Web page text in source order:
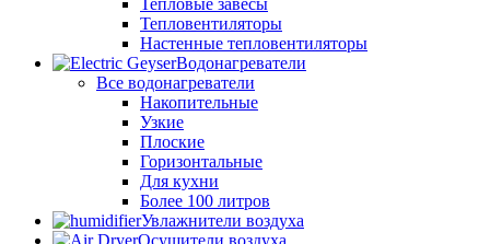
Тепловые завесы
Тепловентиляторы
Настенные тепловентиляторы
Водонагреватели
Все водонагреватели
Накопительные
Узкие
Плоские
Горизонтальные
Для кухни
Более 100 литров
Увлажнители воздуха
Осушители воздуха